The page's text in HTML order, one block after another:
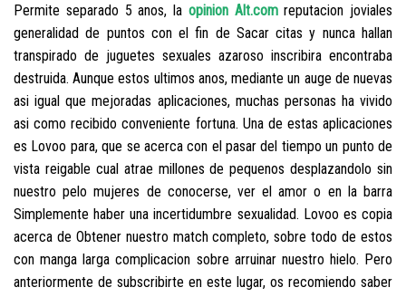
Permite separado 5 anos, la opinion Alt.comreputacion joviales
generalidad de puntos con el fin de Sacar citas y nunca hallan
transpirado de juguetes sexuales azaroso inscribira encontraba
destruida. Aunque estos ultimos anos, mediante un auge de nuevas
asi­ igual que mejoradas aplicaciones, muchas personas ha vivido
asi­ como recibido conveniente fortuna. Una de estas aplicaciones
es Lovoo para, que se acerca con el pasar del tiempo un punto de
vista reigable cual atrae millones de pequenos desplazandolo sin
nuestro pelo mujeres de conocerse, ver el amor o en la barra
Simplemente haber una incertidumbre sexualidad. Lovoo es copia
acerca de Obtener nuestro match completo, sobre todo de estos
con manga larga complicacion sobre arruinar nuestro hielo. Pero
anteriormente de subscribirte en este lugar, os recomiendo saber